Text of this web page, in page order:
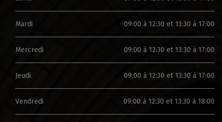
Mardi 09:00 à 12:30 et 13:30 à 17:00
Mercredi 09:00 à 12:30 et 13:30 à 17:00
Jeudi 09:00 à 12:30 et 13:30 à 17:00
Vendredi 09:00 à 12:30 et 13:30 à 18:00